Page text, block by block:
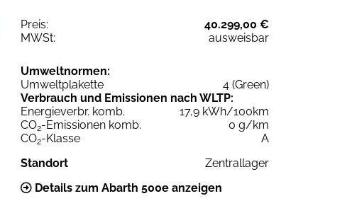
Preis:
40.299,00 €
MWSt:
ausweisbar
Umweltnormen:
Umweltplakette
4 (Green)
Verbrauch und Emissionen nach WLTP:
Energieverbr. komb.
17,9 kWh/100km
CO2-Emissionen komb.
0 g/km
CO2-Klasse
A
Standort
Zentrallager
Details zum Abarth 500e anzeigen